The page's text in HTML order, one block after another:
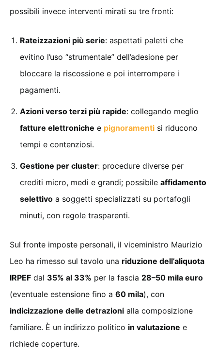
possibili invece interventi mirati su tre fronti:
Rateizzazioni più serie: aspettati paletti che
evitino l’uso “strumentale” dell’adesione per
bloccare la riscossione e poi interrompere i
pagamenti.
Azioni verso terzi più rapide: collegando meglio
fatture elettroniche e pignoramenti si riducono
tempi e contenziosi.
Gestione per cluster: procedure diverse per
crediti micro, medi e grandi; possibile affidamento
selettivo a soggetti specializzati su portafogli
minuti, con regole trasparenti.
Sul fronte imposte personali, il viceministro Maurizio
Leo ha rimesso sul tavolo una riduzione dell’aliquota
IRPEF dal 35% al 33% per la fascia 28–50 mila euro
(eventuale estensione fino a 60 mila), con
indicizzazione delle detrazioni alla composizione
familiare. È un indirizzo politico in valutazione e
richiede coperture.